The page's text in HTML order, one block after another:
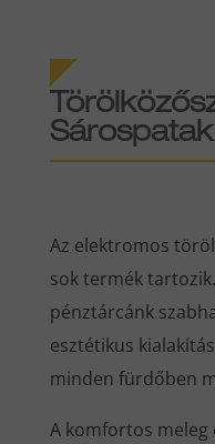
Sárospatak
Az elektromos
sok termék
pénztárcánk
esztétikus
minden fürdőben
A komfortos meleg